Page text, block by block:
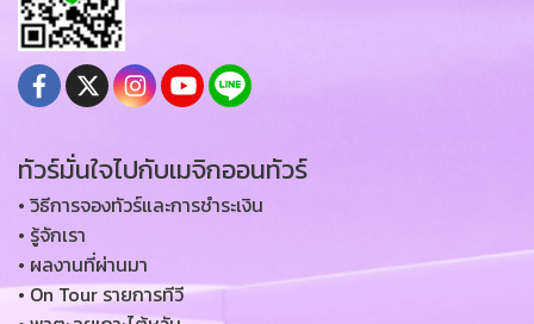
ทัวร์มั่นใจไปกับเมจิกออนทัวร์
• วิธีการจองทัวร์และการชำระเงิน
• รู้จักเรา
• ผลงานที่ผ่านมา
• On Tour รายการทีวี